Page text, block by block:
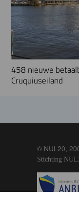
458 nieuwe
Cruquiuseiland
© NUL20,
Stichting
Image